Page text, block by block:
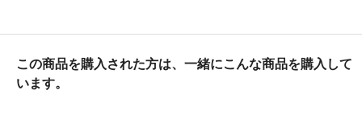
この商品を購入された方は、一緒にこんな商品を購入して
います。